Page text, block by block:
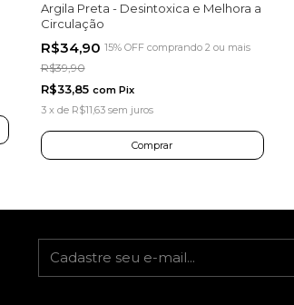
Argila Preta - Desintoxica e Melhora a
Circulação
R$34,90 15% OFF comprando 2 ou mais
R$39,90
R$33,85 com Pix
3 x de R$11,63 sem juros